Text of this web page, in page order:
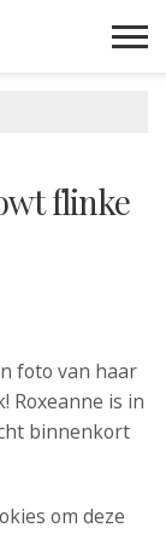
flinke
foto van haar
Roxeanne is in
binnenkort
om deze